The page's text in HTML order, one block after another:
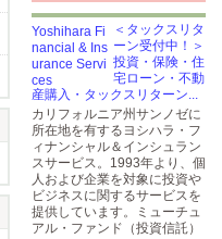
＜タックスリタ
ーン受付中！＞
投資・保険・住
宅ローン・不動
産購入・タックスリターン...
カリフォルニア州サンノゼに
所在地を有するヨシハラ・フ
ィナンシャル＆インシュラン
スサービス。1993年より、個
人および企業を対象に投資や
ビジネスに関するサービスを
提供しています。ミューチュ
アル・ファンド（投資信託）